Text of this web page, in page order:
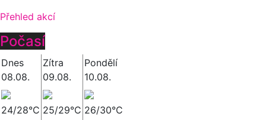
Přehled akcí
Počasí
Dnes
08.08.
Zítra
09.08.
Pondělí
10.08.
24/28°C 25/29°C 26/30°C